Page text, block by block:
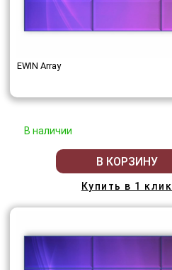
EWIN Array
В наличии
В КОРЗИНУ
Купить в 1 клик